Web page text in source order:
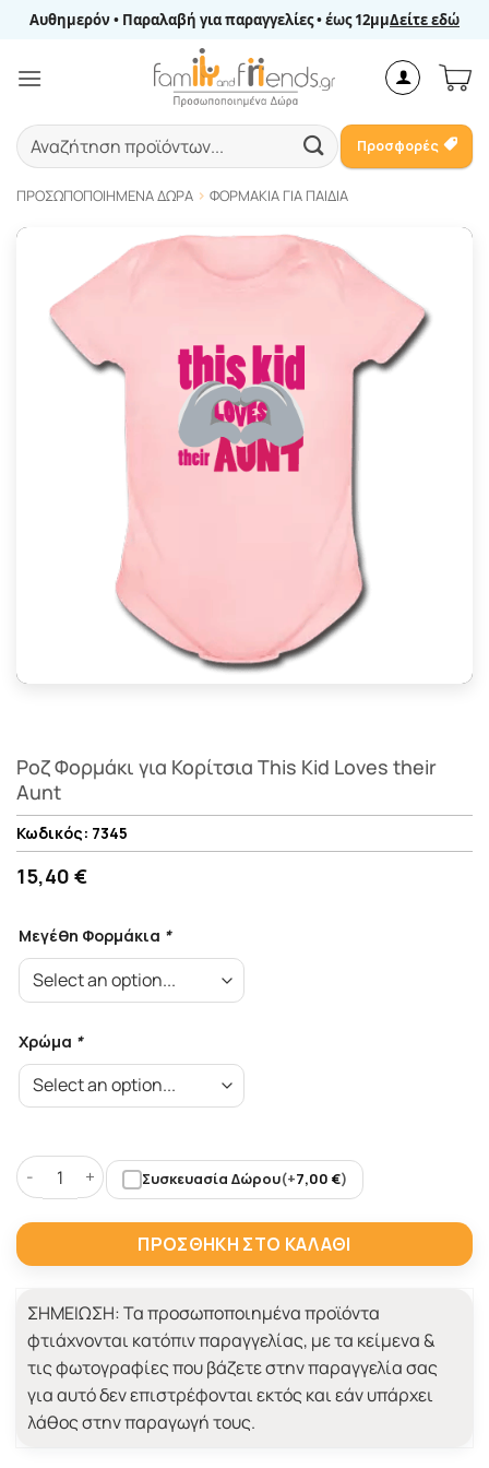
Μετάβαση
περιεχόμενο
Αυθημερόν • Παραλαβή για παραγγελίες • έως 12μμΔείτε εδώ
Αναζήτηση
για:
Προσφορές
ΠΡΟΣΩΠΟΠΟΙΗΜΈΝΑ ΔΏΡΑ ΦΟΡΜΆΚΙΑ ΓΙΑ ΠΑΙΔΙΆ
Ροζ Φορμάκι για Κορίτσια This Kid Loves their
Aunt
7345
15,40 €
Μεγέθη Φορμάκια *
Χρώμα *
Ροζ Φορμάκι για Κορίτσια This Kid Loves their Aunt
Συσκευασία Δώρου(+7,00 €)
ΠΡΟΣΘΉΚΗ ΣΤΟ ΚΑΛΆΘΙ
ΣΗΜΕΙΩΣΗ:Τα προσωποποιημένα προϊόντα
φτιάχνονται κατόπιν παραγγελίας, με τα κείμενα &
τις φωτογραφίες που βάζετε στην παραγγελία σας
για αυτό δεν επιστρέφονται εκτός και εάν υπάρχει
λάθος στην παραγωγή τους.